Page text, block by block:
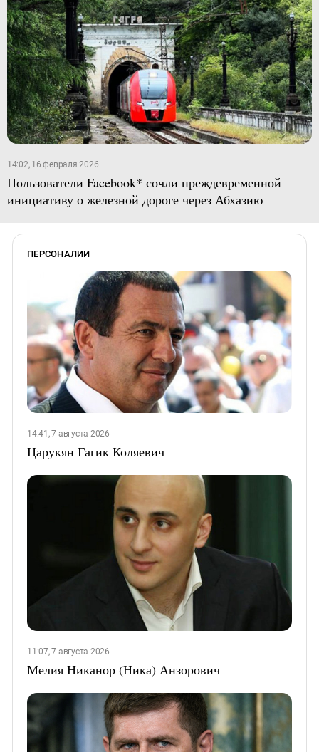
14:02, 16 февраля 2026
Пользователи Facebook* сочли преждевременной
инициативу о железной дороге через Абхазию
ПЕРСОНАЛИИ
14:41, 7 августа 2026
Царукян Гагик Коляевич
11:07, 7 августа 2026
Мелия Никанор (Ника) Анзорович